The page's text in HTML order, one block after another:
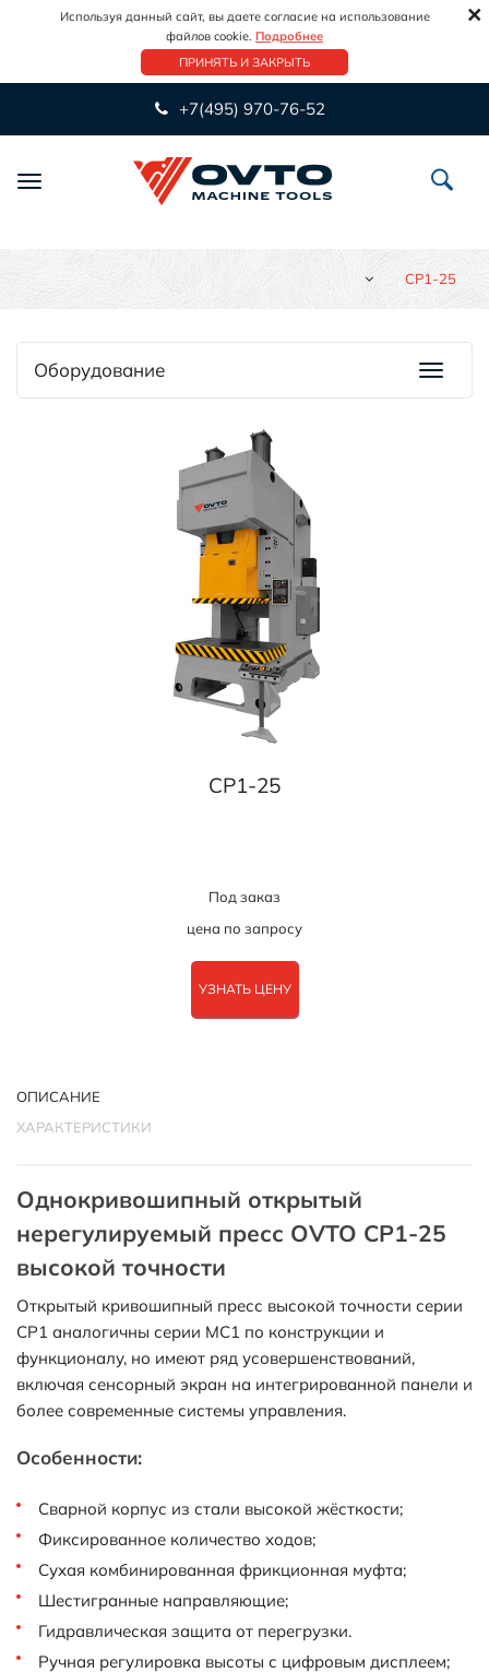
Используя данный сайт, вы даете согласие на использование
файлов cookie. Подробнее
ПРИНЯТЬ И ЗАКРЫТЬ
×
+7(495) 970-76-52
Переключить
CP1-25
Оборудование
CP1-25
Под заказ
цена по запросу
УЗНАТЬ ЦЕНУ
ОПИСАНИЕ
ХАРАКТЕРИСТИКИ
Однокривошипный открытый
нерегулируемый пресс OVTO CP1-25
высокой точности
Открытый кривошипный пресс высокой точности серии
CP1 аналогичны серии MC1 по конструкции и
функционалу, но имеют ряд усовершенствований,
включая сенсорный экран на интегрированной панели и
более современные системы управления.
Особенности:
Сварной корпус из стали высокой жёсткости;
Фиксированное количество ходов;
Сухая комбинированная фрикционная муфта;
Шестигранные направляющие;
Гидравлическая защита от перегрузки.
Ручная регулировка высоты с цифровым дисплеем;